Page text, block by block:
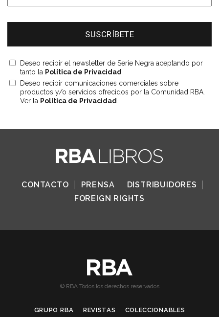
Deseo recibir el newsletter de Serie Negra aceptando por
tanto la Política de Privacidad
Deseo recibir comunicaciones comerciales sobre
productos y/o servicios ofrecidos por la Comunidad RBA.
Ver la Política de Privacidad.
CONTACTO PRENSA
DISTRIBUIDORES
FOREIGN RIGHTS
© RBA Todos los derechos reservados
GRUPO RBA REVISTAS COLECCIONABLES